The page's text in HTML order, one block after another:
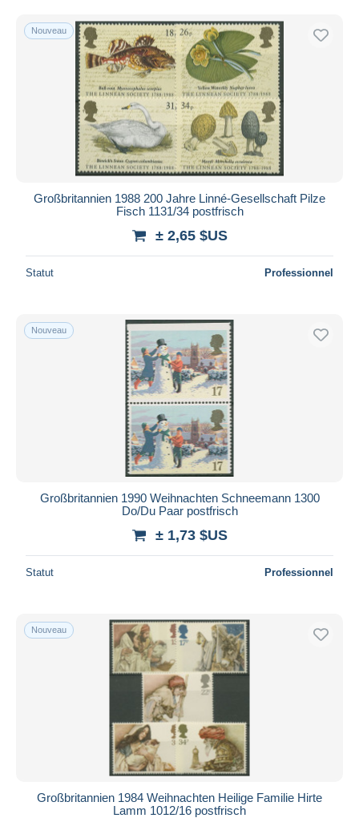
Livraison gratuite
Méthodes de paiement
PayPal
Virement bancaire
Visa
Mastercard
Bancontact
iDeal
Maestro
Résidence du vendeur
Appliquer
Nouveau
Großbritannien 1988 200 Jahre Linné-Gesellschaft Pilze
Fisch 1131/34 postfrisch
± 2,65 $US
Statut Professionnel
Nouveau
Großbritannien 1990 Weihnachten Schneemann 1300
Do/Du Paar postfrisch
± 1,73 $US
Statut Professionnel
Nouveau
Großbritannien 1984 Weihnachten Heilige Familie Hirte
Lamm 1012/16 postfrisch